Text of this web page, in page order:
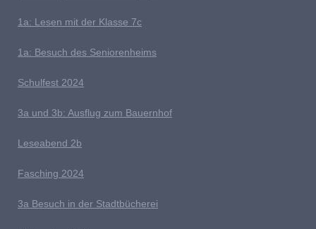
1a: Lesen mit der Klasse 7c
1a: Besuch des Seniorenheims
Schulfest 2024
3a und 3b: Ausflug zum Bauernhof
L eseabend 2b
Fasching 2024
3a Besuch in der Stadtbücherei